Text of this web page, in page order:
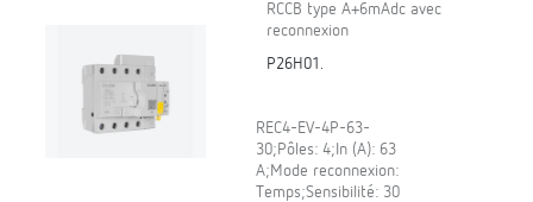
RCCB type A+6mAdc avec
reconnexion
P26H01.
REC4-EV-4P-63-
30;Pôles: 4;In (A): 63
A;Mode reconnexion:
Temps;Sensibilité: 30